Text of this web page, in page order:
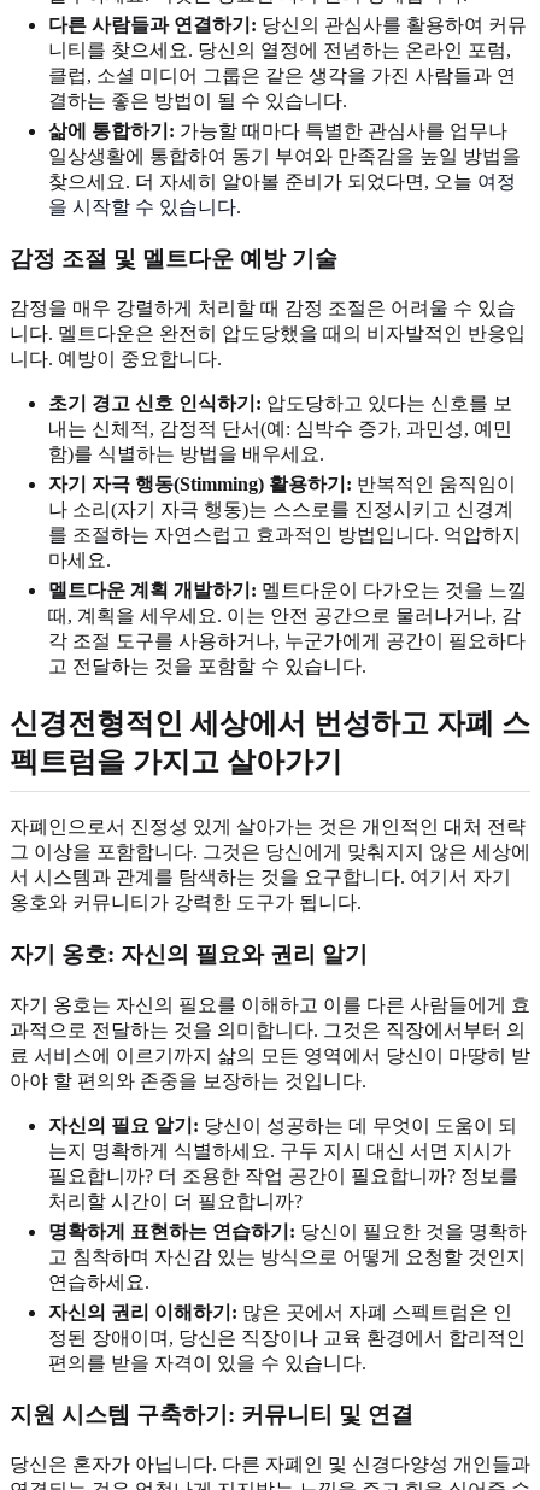
다른 사람들과 연결하기: 당신의 관심사를 활용하여 커뮤
니티를 찾으세요. 당신의 열정에 전념하는 온라인 포럼,
클럽, 소셜 미디어 그룹은 같은 생각을 가진 사람들과 연
결하는 좋은 방법이 될 수 있습니다.
삶에 통합하기: 가능할 때마다 특별한 관심사를 업무나
일상생활에 통합하여 동기 부여와 만족감을 높일 방법을
찾으세요. 더 자세히 알아볼 준비가 되었다면, 오늘 여정
을 시작할 수 있습니다.
감정 조절 및 멜트다운 예방 기술
감정을 매우 강렬하게 처리할 때 감정 조절은 어려울 수 있습
니다. 멜트다운은 완전히 압도당했을 때의 비자발적인 반응입
니다. 예방이 중요합니다.
초기 경고 신호 인식하기: 압도당하고 있다는 신호를 보
내는 신체적, 감정적 단서(예: 심박수 증가, 과민성, 예민
함)를 식별하는 방법을 배우세요.
자기 자극 행동(Stimming) 활용하기: 반복적인 움직임이
나 소리(자기 자극 행동)는 스스로를 진정시키고 신경계
를 조절하는 자연스럽고 효과적인 방법입니다. 억압하지
마세요.
멜트다운 계획 개발하기: 멜트다운이 다가오는 것을 느낄
때, 계획을 세우세요. 이는 안전 공간으로 물러나거나, 감
각 조절 도구를 사용하거나, 누군가에게 공간이 필요하다
고 전달하는 것을 포함할 수 있습니다.
신경전형적인 세상에서 번성하고 자폐 스
펙트럼을 가지고 살아가기
자폐인으로서 진정성 있게 살아가는 것은 개인적인 대처 전략
그 이상을 포함합니다. 그것은 당신에게 맞춰지지 않은 세상에
서 시스템과 관계를 탐색하는 것을 요구합니다. 여기서 자기
옹호와 커뮤니티가 강력한 도구가 됩니다.
자기 옹호: 자신의 필요와 권리 알기
자기 옹호는 자신의 필요를 이해하고 이를 다른 사람들에게 효
과적으로 전달하는 것을 의미합니다. 그것은 직장에서부터 의
료 서비스에 이르기까지 삶의 모든 영역에서 당신이 마땅히 받
아야 할 편의와 존중을 보장하는 것입니다.
자신의 필요 알기: 당신이 성공하는 데 무엇이 도움이 되
는지 명확하게 식별하세요. 구두 지시 대신 서면 지시가
필요합니까? 더 조용한 작업 공간이 필요합니까? 정보를
처리할 시간이 더 필요합니까?
명확하게 표현하는 연습하기: 당신이 필요한 것을 명확하
고 침착하며 자신감 있는 방식으로 어떻게 요청할 것인지
연습하세요.
자신의 권리 이해하기: 많은 곳에서 자폐 스펙트럼은 인
정된 장애이며, 당신은 직장이나 교육 환경에서 합리적인
편의를 받을 자격이 있을 수 있습니다.
지원 시스템 구축하기: 커뮤니티 및 연결
당신은 혼자가 아닙니다. 다른 자폐인 및 신경다양성 개인들과